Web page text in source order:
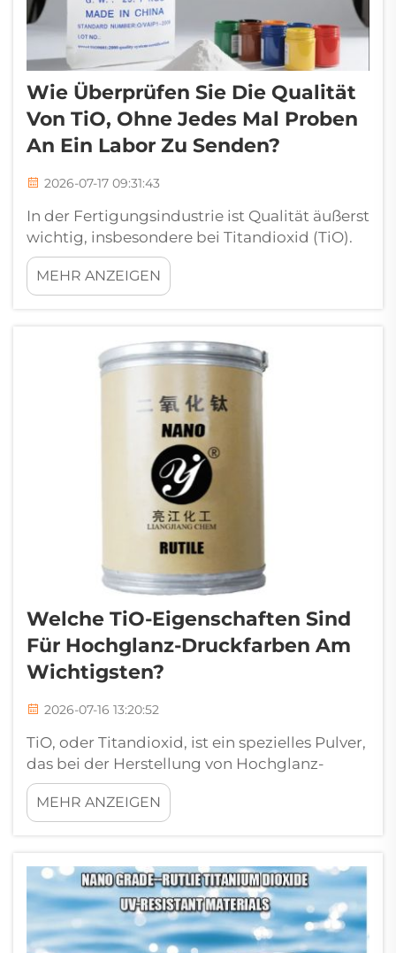
Wie Überprüfen Sie Die Qualität
Von TiO, Ohne Jedes Mal Proben
An Ein Labor Zu Senden?
2026-07-17 09:31:43
In der Fertigungsindustrie ist Qualität äußerst
wichtig, insbesondere bei Titandioxid (TiO).
Unternehmen wie Liangjiang müssen
sicherstellen, dass ihre Produkte hohe
Standards erfüllen, ohne ständig Proben zur
MEHR ANZEIGEN
Welche TiO-Eigenschaften Sind
Für Hochglanz-Druckfarben Am
Wichtigsten?
2026-07-16 13:20:52
TiO, oder Titandioxid, ist ein spezielles Pulver,
das bei der Herstellung von Hochglanz-
Druckfarben eine wichtige Rolle spielt. Es
verleiht der Farbe Helligkeit und Glanz – ein
entscheidender Faktor, um Kunden
Zeitschrift oder ein farbenfrohes Etikett
sehen, t...
MEHR ANZEIGEN